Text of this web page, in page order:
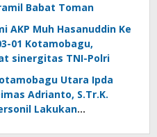
Babat Toman
AKP Muh Hasanuddin Ke
01 Kotamobagu,
sinergitas TNI-Polri
Utara Ipda
Adrianto, S.Tr.K.
Lakukan